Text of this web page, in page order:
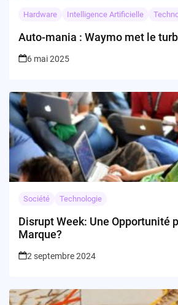
Hardware Intelligence Artificielle
Auto-mania : Waymo met le
6 mai 2025
Société Technologie
Disrupt Week: Une Opportunité
Marque?
2 septembre 2024